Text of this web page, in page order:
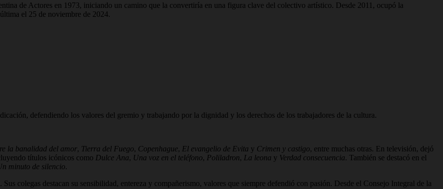
de Actores en 1973, iniciando un camino que la convertiría en una figura clave del colectivo artístico. Desde 2011, ocupó la
el 25 de noviembre de 2024.
defendiendo los valores del gremio y trabajando por la dignidad y los derechos de los trabajadores de la cultura.
la banalidad del amor, Tierra del Fuego, Copenhague, El evangelio de Evita y Crimen y castigo, entre muchas otras. En televisión, dejó
títulos icónicos como Dulce Ana, Una voz en el teléfono, Poliladron, La leona y Verdad consecuencia. También se destacó en el
minuto de silencio.
colegas destacan su sensibilidad, entereza y compañerismo, valores que siempre defendió con pasión. Desde el Consejo Integral de la